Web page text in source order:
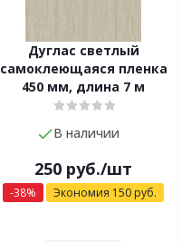
Дуглас светлый
самоклеющаяся пленка
450 мм, длина 7 м
В наличии
250 руб./шт
-38% Экономия 150 руб.